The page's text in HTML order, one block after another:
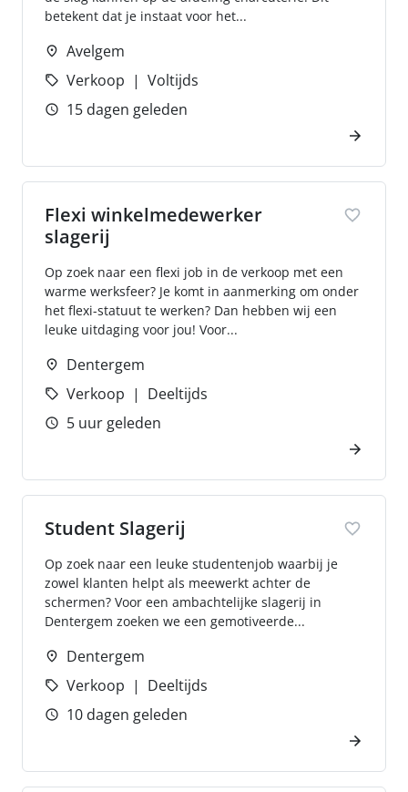
betekent dat je instaat voor het...
Avelgem
Verkoop
Voltijds
15 dagen geleden
Flexi winkelmedewerker
slagerij
Op zoek naar een flexi job in de verkoop met een
warme werksfeer? Je komt in aanmerking om onder
het flexi-statuut te werken? Dan hebben wij een
leuke uitdaging voor jou! Voor...
Dentergem
Verkoop
Deeltijds
5 uur geleden
Student Slagerij
Op zoek naar een leuke studentenjob waarbij je
zowel klanten helpt als meewerkt achter de
schermen? Voor een ambachtelijke slagerij in
Dentergem zoeken we een gemotiveerde...
Dentergem
Verkoop
Deeltijds
10 dagen geleden